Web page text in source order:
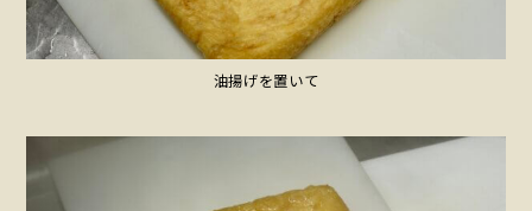
油揚げを置いて